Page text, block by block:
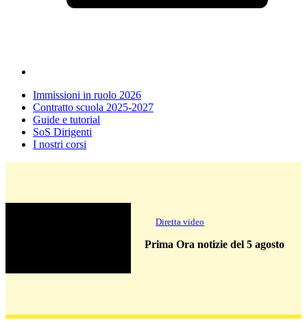
Immissioni in ruolo 2026
Contratto scuola 2025-2027
Guide e tutorial
SoS Dirigenti
I nostri corsi
Diretta video
Prima Ora notizie del 5 agosto